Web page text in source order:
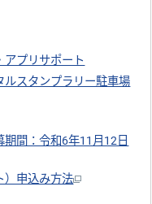
アプリサポート
スタンプラリー駐車場
間：令和6年11月12日
）申込み方法